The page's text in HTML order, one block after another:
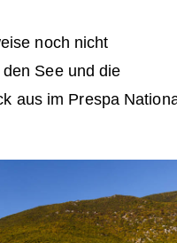
noch nicht
See und die
aus im Prespa